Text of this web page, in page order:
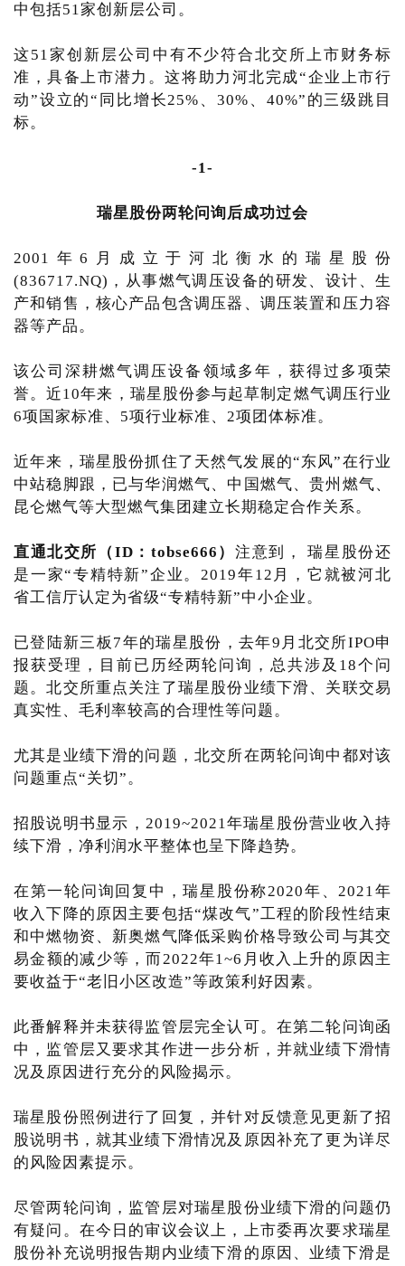
中包括51家创新层公司。
这51家创新层公司中有不少符合北交所上市财务标
准，具备上市潜力。这将助力河北完成“企业上市行
动”设立的“同比增长25%、30%、40%”的三级跳目
标。
-1-
瑞星股份两轮问询后成功过会
2001年6月成立于河北衡水的瑞星股份
(836717.NQ)，从事燃气调压设备的研发、设计、生
产和销售，核心产品包含调压器、调压装置和压力容
器等产品。
该公司深耕燃气调压设备领域多年，获得过多项荣
誉。近10年来，瑞星股份参与起草制定燃气调压行业
6项国家标准、5项行业标准、2项团体标准。
近年来，瑞星股份抓住了天然气发展的“东风”在行业
中站稳脚跟，已与华润燃气、中国燃气、贵州燃气、
昆仑燃气等大型燃气集团建立长期稳定合作关系。
直通北交所（ID：tobse666） 注意到， 瑞星股份还
是一家“专精特新”企业。2019年12月，它就被河北
省工信厅认定为省级“专精特新”中小企业。
已登陆新三板7年的瑞星股份，去年9月北交所IPO申
报获受理，目前已历经两轮问询，总共涉及18个问
题。北交所重点关注了瑞星股份业绩下滑、关联交易
真实性、毛利率较高的合理性等问题。
尤其是业绩下滑的问题，北交所在两轮问询中都对该
问题重点“关切”。
招股说明书显示，2019~2021年瑞星股份营业收入持
续下滑，净利润水平整体也呈下降趋势。
在第一轮问询回复中，瑞星股份称2020年、2021年
收入下降的原因主要包括“煤改气”工程的阶段性结束
和中燃物资、新奥燃气降低采购价格导致公司与其交
易金额的减少等，而2022年1~6月收入上升的原因主
要收益于“老旧小区改造”等政策利好因素。
此番解释并未获得监管层完全认可。在第二轮问询函
中，监管层又要求其作进一步分析，并就业绩下滑情
况及原因进行充分的风险揭示。
瑞星股份照例进行了回复，并针对反馈意见更新了招
股说明书，就其业绩下滑情况及原因补充了更为详尽
的风险因素提示。
尽管两轮问询，监管层对瑞星股份业绩下滑的问题仍
有疑问。在今日的审议会议上，上市委再次要求瑞星
股份补充说明报告期内业绩下滑的原因、业绩下滑是